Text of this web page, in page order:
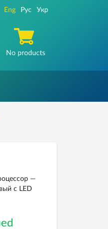
Eng Рус Укр
No products
—
с LED